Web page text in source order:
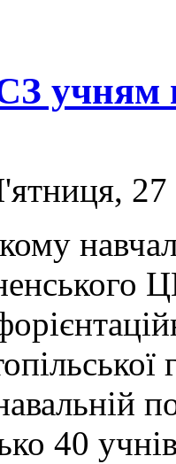
27
40